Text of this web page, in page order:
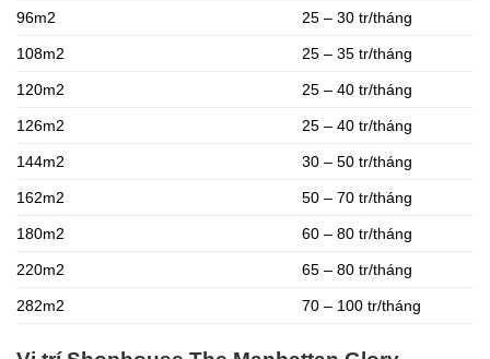
96m2 25 – 30 tr/tháng
108m2 25 – 35 tr/tháng
120m2 25 – 40 tr/tháng
126m2 25 – 40 tr/tháng
144m2 30 – 50 tr/tháng
162m2 50 – 70 tr/tháng
180m2 60 – 80 tr/tháng
220m2 65 – 80 tr/tháng
282m2 70 – 100 tr/tháng